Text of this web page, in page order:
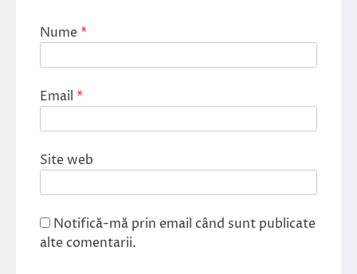
Nume*
Email *
Site web
Notifică-mă prin email când sunt publicate
alte comentarii.